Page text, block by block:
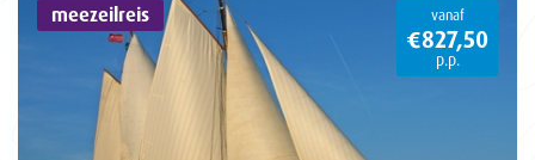
meezeilreis vanaf
€827,50
p.p.